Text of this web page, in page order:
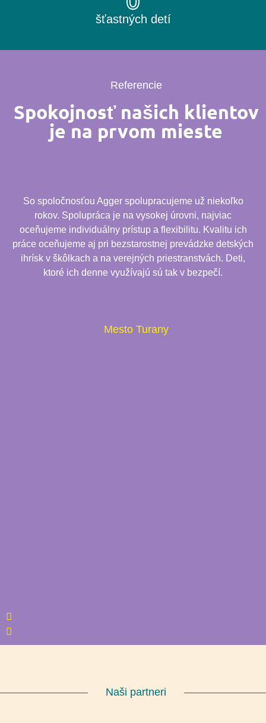
šťastných detí
Referencie
Spokojnosť našich klientov
je na prvom mieste
So spoločnosťou Agger spolupracujeme už niekoľko
rokov. Spolupráca je na vysokej úrovni, najviac
oceňujeme individuálny prístup a flexibilitu. Kvalitu ich
práce oceňujeme aj pri bezstarostnej prevádzke detských
ihrísk v škôlkach a na verejných priestranstvách. Deti,
ktoré ich denne využívajú sú tak v bezpečí.
Mesto Turany
Naši partneri